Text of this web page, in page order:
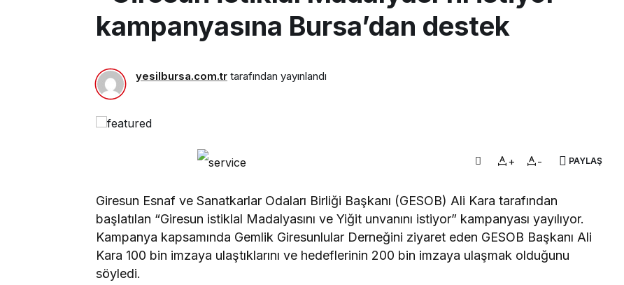
kampanyasına Bursa’dan destek
yesilbursa.com.tr tarafından yayınlandı
+ - PAYLAŞ
Giresun Esnaf ve Sanatkarlar Odaları Birliği Başkanı (GESOB) Ali Kara tarafından
başlatılan “Giresun istiklal Madalyasını ve Yiğit unvanını istiyor” kampanyası yayılıyor.
Kampanya kapsamında Gemlik Giresunlular Derneğini ziyaret eden GESOB Başkanı Ali
Kara 100 bin imzaya ulaştıklarını ve hedeflerinin 200 bin imzaya ulaşmak olduğunu
söyledi.